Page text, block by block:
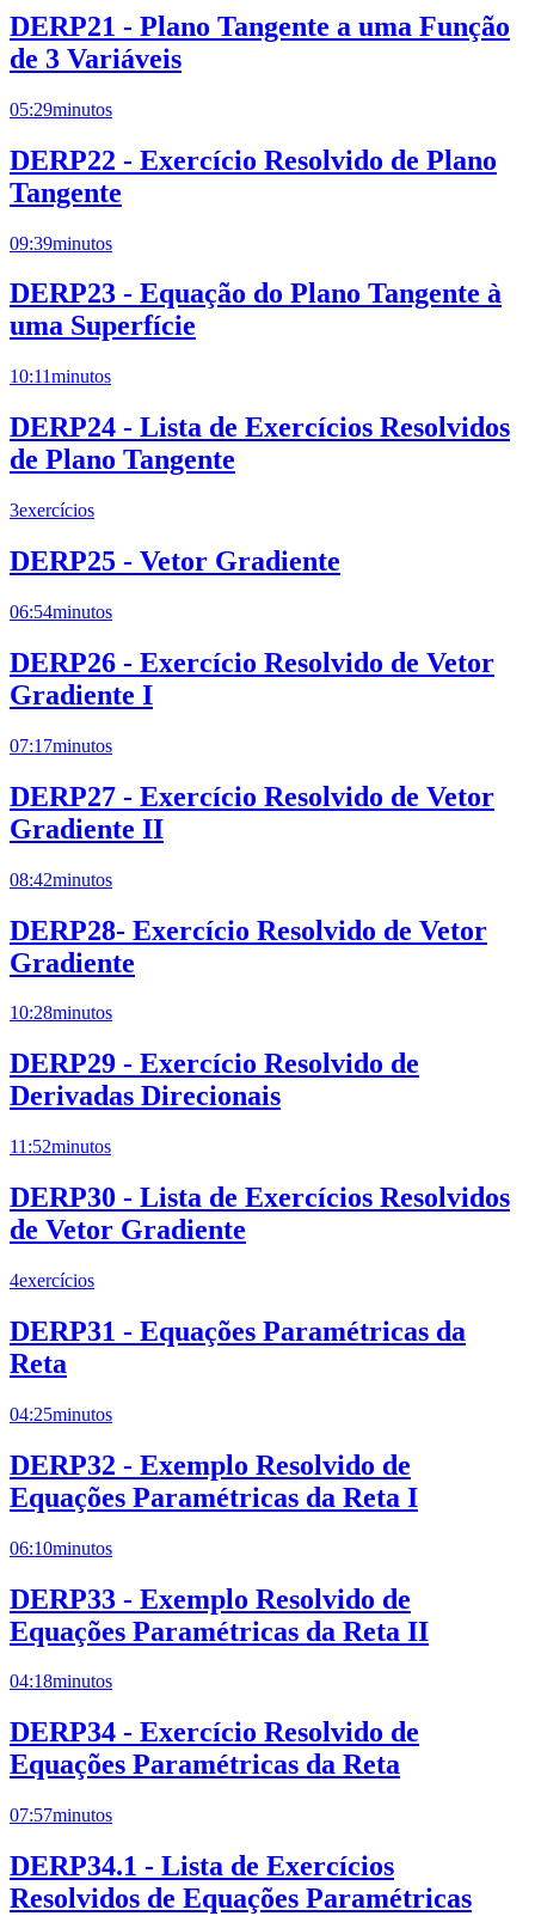
DERP21 - Plano Tangente a uma Função
de 3 Variáveis
05:29minutos
DERP22 - Exercício Resolvido de Plano
Tangente
09:39minutos
DERP23 - Equação do Plano Tangente à
uma Superfície
10:11minutos
DERP24 - Lista de Exercícios Resolvidos
de Plano Tangente
3exercícios
DERP25 - Vetor Gradiente
06:54minutos
DERP26 - Exercício Resolvido de Vetor
Gradiente I
07:17minutos
DERP27 - Exercício Resolvido de Vetor
Gradiente II
08:42minutos
DERP28- Exercício Resolvido de Vetor
Gradiente
10:28minutos
DERP29 - Exercício Resolvido de
Derivadas Direcionais
11:52minutos
DERP30 - Lista de Exercícios Resolvidos
de Vetor Gradiente
4exercícios
DERP31 - Equações Paramétricas da
Reta
04:25minutos
DERP32 - Exemplo Resolvido de
Equações Paramétricas da Reta I
06:10minutos
DERP33 - Exemplo Resolvido de
Equações Paramétricas da Reta II
04:18minutos
DERP34 - Exercício Resolvido de
Equações Paramétricas da Reta
07:57minutos
DERP34.1 - Lista de Exercícios
Resolvidos de Equações Paramétricas